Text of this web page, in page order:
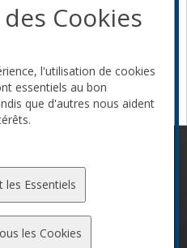
Cookies
l'utilisation de cookies
essentiels au bon
que d'autres nous aident
les Essentiels
les Cookies